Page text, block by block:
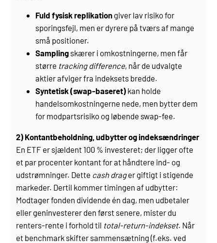
Fuld fysisk replikation giver lav risiko for
sporingsfejl, men er dyrere på tværs af mange
små positioner.
Sampling skærer i omkostningerne, men får
større tracking difference, når de udvalgte
aktier afviger fra indeksets bredde.
Syntetisk (swap-baseret) kan holde
handelsomkostningerne nede, men bytter dem
for modpartsrisiko og løbende swap-fee.
2) Kontantbeholdning, udbytter og indeksændringer
En ETF er sjældent 100 % investeret; der ligger ofte
et par procenter kontant for at håndtere ind- og
udstrømninger. Dette cash drager giftigt i stigende
markeder. Dertil kommer timingen af udbytter:
Modtager fonden dividende én dag, men udbetaler
eller geninvesterer den først senere, mister du
renters-rente i forhold til total-return-indekset. Når
et benchmark skifter sammensætning (f.eks. ved